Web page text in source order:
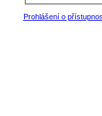
Prohlášení o